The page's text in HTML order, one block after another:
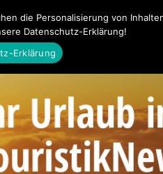
die Personalisierung von
Datenschutz-Erklärung!
Erklärung